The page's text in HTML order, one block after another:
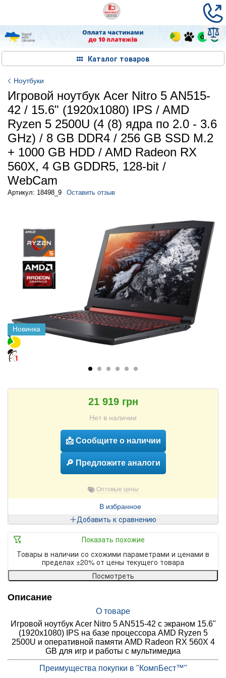
Каталог товаров
Ноутбуки
Игровой ноутбук Acer Nitro 5 AN515-
42 / 15.6" (1920x1080) IPS / AMD
Ryzen 5 2500U (4 (8) ядра по 2.0 - 3.6
GHz) / 8 GB DDR4 / 256 GB SSD M.2
+ 1000 GB HDD / AMD Radeon RX
560X, 4 GB GDDR5, 128-bit /
WebCam
Артикул: 18498_9 Оставить отзыв
Новинка
21 919 грн
Нет в наличии
📩 Сообщите о наличии
🔎 Предложите аналоги
Оптовые цены
В избранное
Добавить к сравнению
Показать похожие
Товары в наличии со схожими параметрами и ценами в
пределах ±20% от цены текущего товара
Посмотреть
Описание
О товаре
Игровой ноутбук Acer Nitro 5 AN515-42 с экраном 15.6"
(1920x1080) IPS на базе процессора AMD Ryzen 5
2500U и оперативной памяти AMD Radeon RX 560X 4
GB для игр и работы с мультимедиа
Преимущества покупки в "КомпБест™"